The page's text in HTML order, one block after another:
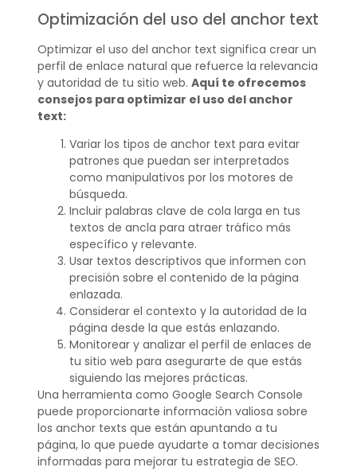
Optimización del uso del anchor text
Optimizar el uso del anchor text significa crear un
perfil de enlace natural que refuerce la relevancia
y autoridad de tu sitio web. Aquí te ofrecemos
consejos para optimizar el uso del anchor
text:
Variar los tipos de anchor text para evitar
patrones que puedan ser interpretados
como manipulativos por los motores de
búsqueda.
Incluir palabras clave de cola larga en tus
textos de ancla para atraer tráfico más
específico y relevante.
Usar textos descriptivos que informen con
precisión sobre el contenido de la página
enlazada.
Considerar el contexto y la autoridad de la
página desde la que estás enlazando.
Monitorear y analizar el perfil de enlaces de
tu sitio web para asegurarte de que estás
siguiendo las mejores prácticas.
Una herramienta como Google Search Console
puede proporcionarte información valiosa sobre
los anchor texts que están apuntando a tu
página, lo que puede ayudarte a tomar decisiones
informadas para mejorar tu estrategia de SEO.